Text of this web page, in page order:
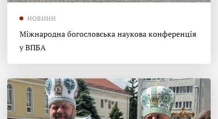
НОВИНИ
Міжнародна богословська наукова конференція
у ВПБА